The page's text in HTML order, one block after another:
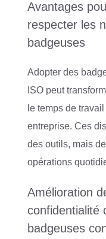
Avantages
respecter les
badgeuses
Adopter des
ISO peut
le temps de
entreprise. Ces
des outils, mais
opérations
Amélioration
confidentialité
badgeuses